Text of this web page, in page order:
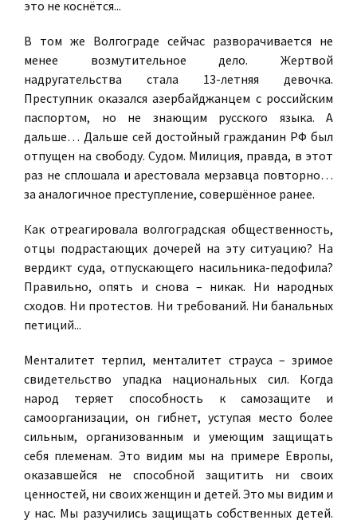
это не коснётся...
В том же Волгограде сейчас разворачивается не
менее возмутительное дело. Жертвой
надругательства стала 13-летняя девочка.
Преступник оказался азербайджанцем с российским
паспортом, но не знающим русского языка. А
дальше… Дальше сей достойный гражданин РФ был
отпущен на свободу. Судом. Милиция, правда, в этот
раз не сплошала и арестовала мерзавца повторно…
за аналогичное преступление, совершённое ранее.
Как отреагировала волгоградская общественность,
отцы подрастающих дочерей на эту ситуацию? На
вердикт суда, отпускающего насильника-педофила?
Правильно, опять и снова – никак. Ни народных
сходов. Ни протестов. Ни требований. Ни банальных
петиций...
Менталитет терпил, менталитет страуса – зримое
свидетельство упадка национальных сил. Когда
народ теряет способность к самозащите и
самоорганизации, он гибнет, уступая место более
сильным, организованным и умеющим защищать
себя племенам. Это видим мы на примере Европы,
оказавшейся не способной защитить ни своих
ценностей, ни своих женщин и детей. Это мы видим и
у нас. Мы разучились защищать собственных детей.